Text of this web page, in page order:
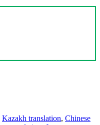
Kazakh translation, Chinese